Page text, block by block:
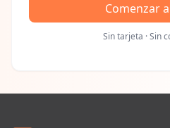
Comenzar
Sin tarjeta · Sin